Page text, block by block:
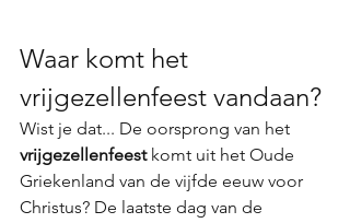
Waar komt het
vrijgezellenfeest vandaan?
Wist je dat... De oorsprong van het
vrijgezellenfeest komt uit het Oude
Griekenland van de vijfde eeuw voor
Christus? De laatste dag van de